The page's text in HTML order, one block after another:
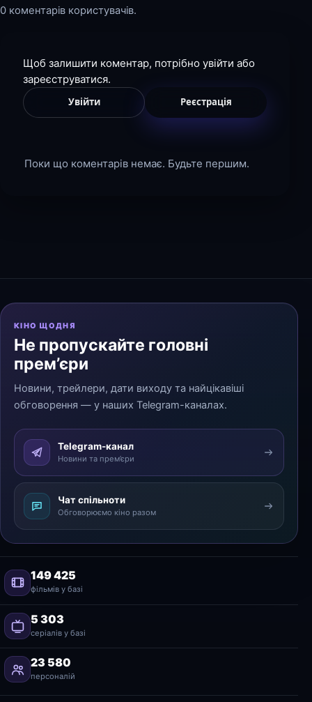
0 коментарів користувачів.
Щоб залишити коментар, потрібно увійти або
зареєструватися.
Увійти Реєстрація
Поки що коментарів немає. Будьте першим.
КІНО ЩОДНЯ
Не пропускайте головні
прем’єри
Новини, трейлери, дати виходу та найцікавіші
обговорення — у наших Telegram-каналах.
Telegram-канал
Новини та прем’єри
Чат спільноти
Обговорюємо кіно разом
149 425
фільмів у базі
5 303
серіалів у базі
23 580
персоналій